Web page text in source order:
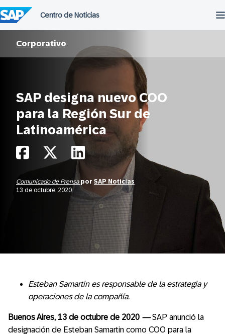
al
contenido
Corporativo
SAP designa nuevo COO
para la Región Sur de
Latinoamérica
Comunicado de Prensa por SAP Noticias
13 de octubre, 2020
Esteban Samartin es responsable de la estrategia y
operacionesde la compañía.
Buenos Aires, 13 de octubre de 2020 —SAP anunció la
designación de Esteban Samartin como COO para la